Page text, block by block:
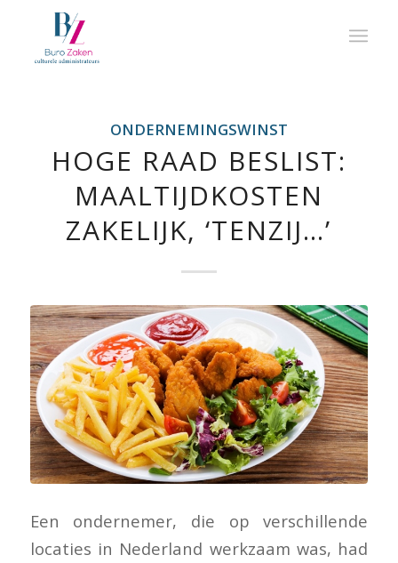
ONDERNEMINGSWINST
HOGE RAAD BESLIST:
MAALTIJDKOSTEN
ZAKELIJK, ‘TENZIJ…’
Een ondernemer, die op verschillende
locaties in Nederland werkzaam was, had